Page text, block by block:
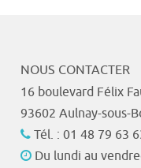
NOUS CONTACTER
16 boulevard Félix
93602 Aulnay-sous-
Tél. : 01 48 79 63
Du lundi au